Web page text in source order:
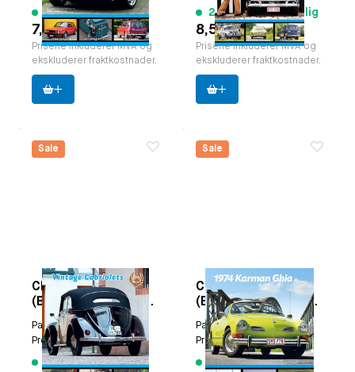
9 varer tilgjengelig
7,50 €
Prisene inkluderer MVA og
ekskluderer fraktkostnader.
21 varer tilgjengelig
8,55 €
Prisene inkluderer MVA og
ekskluderer fraktkostnader.
Sale
ClassicVW
(Boxertje) MAGazine
Sommerutgave 2011
(nr39)
Paruzzi nummer:9386
Produsent:Classicvw
6 varer tilgjengelig
Sale
ClassicVW
(Boxertje) MAGazine
Sommerutgave
2013 (nr47)
Paruzzi nummer:9394
Produsent:Classicvw
3 varer tilgjengelig